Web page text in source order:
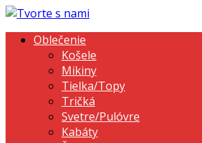
Oblečenie
Košele
Mikiny
Tielka/Topy
Tričká
Svetre/Pulóvre
Kabáty